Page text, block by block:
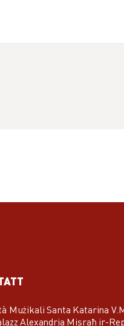
Mużikali Santa Katarina
Alexandria Misraħ ir-